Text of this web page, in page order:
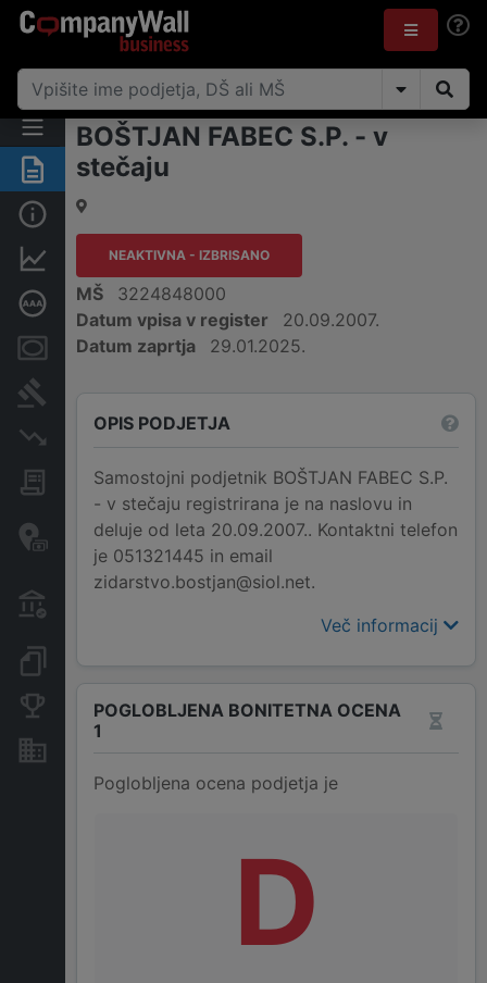
Povzetek
Osnovni podatki
Finančni podatki
Poglobljena bonitetna ocena
Zastavne pravice
Sodni postopki
Javna naročila
Davčne oaze in sumljive
transakcije
Transakcije iz državnega
Dokumenti in objave
Konkurenčna podjetja
Nepremičnine in sredstva
BOŠTJAN FABEC S.P. - v
stečaju
NEAKTIVNA - IZBRISANO
MŠ
3224848000
Datum vpisa v register
20.09.2007.
Datum zaprtja
29.01.2025.
OPIS PODJETJA
Samostojni podjetnik BOŠTJAN FABEC S.P.
- v stečaju registrirana je na naslovu in
deluje od leta 20.09.2007.. Kontaktni telefon
je 051321445 in email
zidarstvo.bostjan@siol.net.
Več informacij
POGLOBLJENA BONITETNA OCENA
1
Poglobljena ocena podjetja je
D